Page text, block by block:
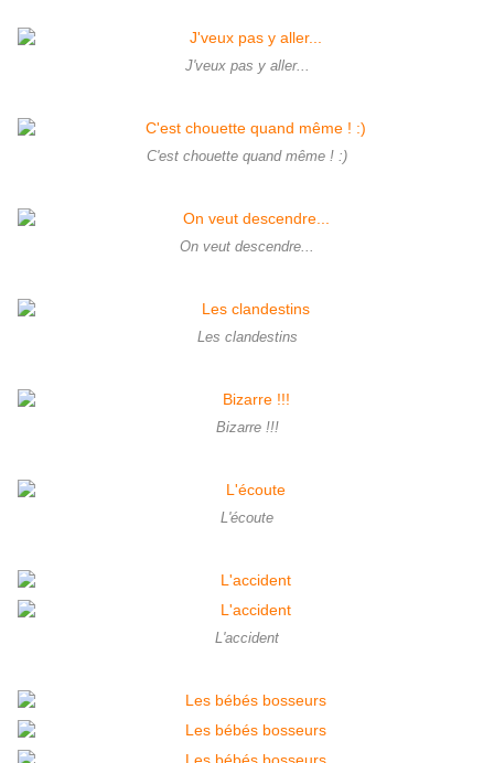
J'veux pas y aller...
C'est chouette quand même ! :)
On veut descendre...
Les clandestins
Bizarre !!!
L'écoute
L'accident